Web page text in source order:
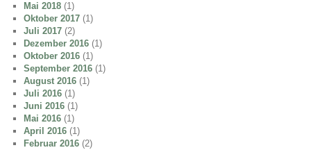
Mai 2018 (1)
Oktober 2017 (1)
Juli 2017 (2)
Dezember 2016 (1)
Oktober 2016 (1)
September 2016 (1)
August 2016 (1)
Juli 2016 (1)
Juni 2016 (1)
Mai 2016 (1)
April 2016 (1)
Februar 2016 (2)